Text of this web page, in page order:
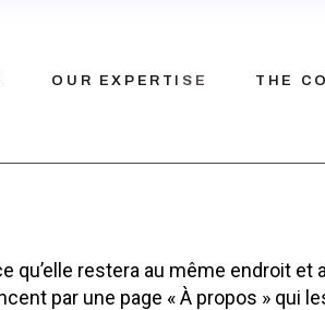
OUR EXPERTISE THE
Our
Our history
qu’elle restera au même endroit et
par une page « À propos » qui